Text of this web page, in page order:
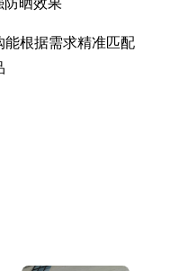
防晒效果
能根据需求精准匹配